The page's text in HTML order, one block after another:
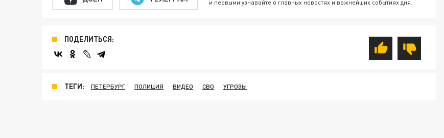
и первыми узнавайте о главных новостях и важнейших событиях дня.
ПОДЕЛИТЬСЯ:
ТЕГИ: ПЕТЕРБУРГ ПОЛИЦИЯ ВИДЕО СВО УГРОЗЫ